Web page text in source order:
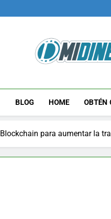
BLOG HOME OBTÉN
para aumentar la